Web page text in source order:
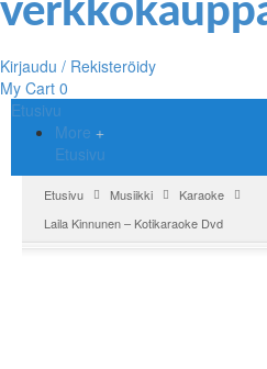
Kirjaudu / Rekisteröidy
My Cart 0
Etusivu
More
Etusivu
Etusivu Musiikki
Karaoke
Laila Kinnunen – Kotikaraoke Dvd